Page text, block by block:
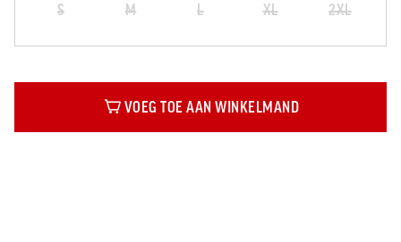
S M L XL 2XL
VOEG TOE AAN WINKELMAND